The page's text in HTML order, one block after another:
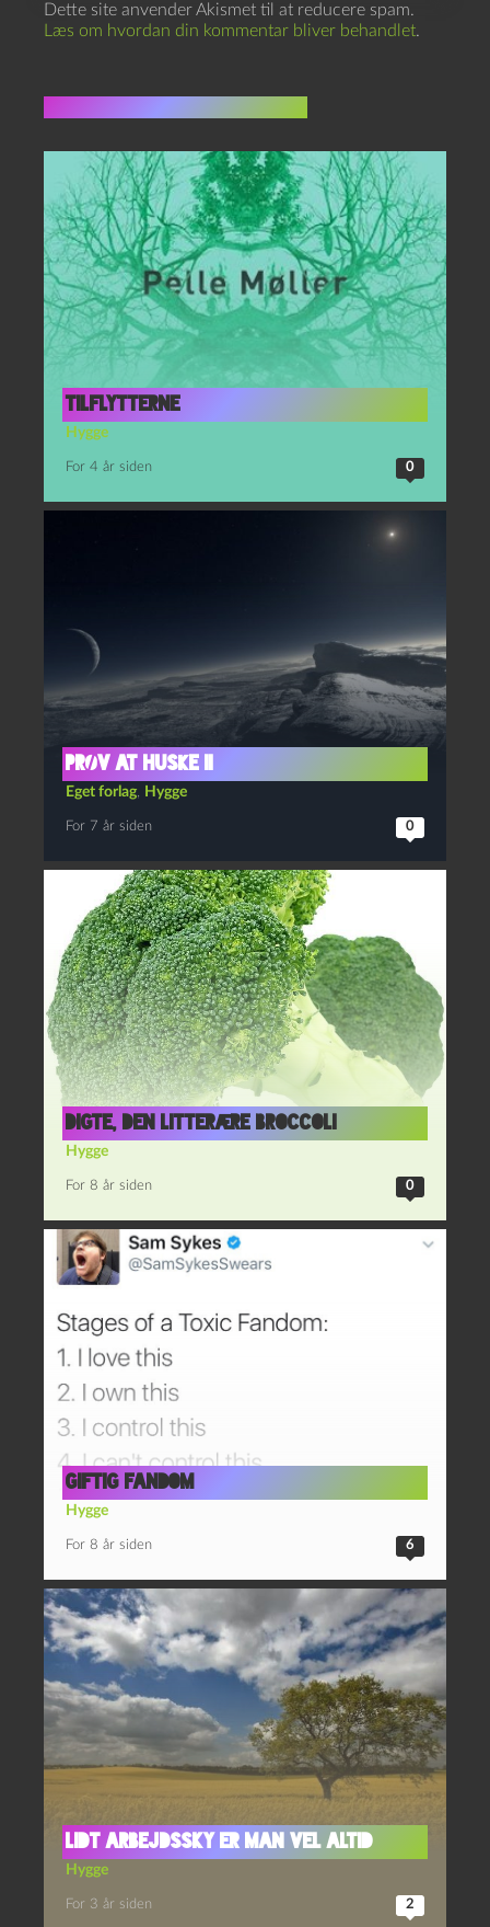
Dette site anvender Akismet til at reducere spam.
Læs om hvordan din kommentar bliver behandlet.
Tilflytterne
Hygge
For 4 år siden 0
PRØV AT HUSKE II
Eget forlag, Hygge
For 7 år siden 0
Digte, den litterære broccoli
Hygge
For 8 år siden 0
Giftig fandom
Hygge
For 8 år siden 6
Lidt arbejdssky er man vel altid
Hygge
For 3 år siden 2